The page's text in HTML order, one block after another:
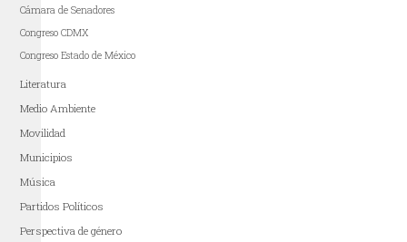
Cámara de Senadores
Congreso CDMX
Congreso Estado de México
Literatura
Medio Ambiente
Movilidad
Municipios
Música
Partidos Políticos
Perspectiva de género